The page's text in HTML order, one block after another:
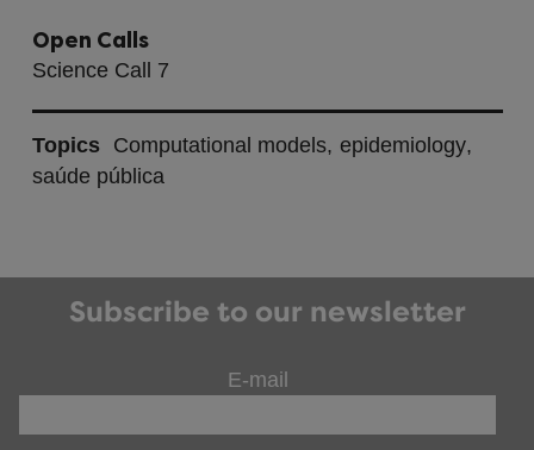
Open Calls
Science Call 7
Topics Computational models epidemiology
saúde pública
Subscribe to our newsletter
E-mail